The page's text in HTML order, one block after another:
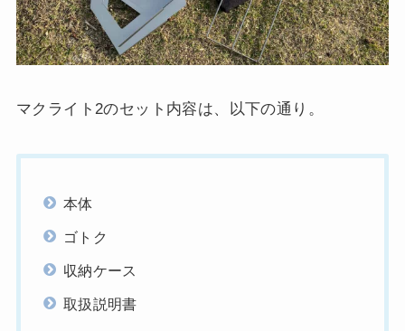
マクライト2のセット内容は、以下の通り。
本体
ゴトク
収納ケース
取扱説明書